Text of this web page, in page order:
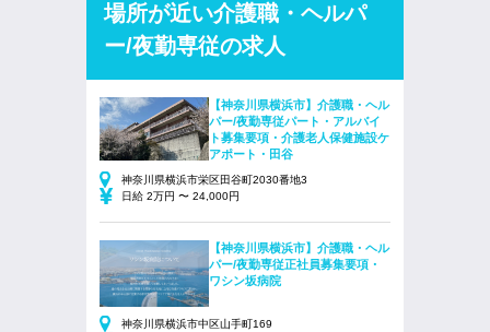
場所が近い介護職・ヘルパ
ー/夜勤専従の求人
【神奈川県横浜市】介護職・ヘル
パー/夜勤専従パート・アルバイ
ト募集要項・介護老人保健施設ケ
アポート・田谷
神奈川県横浜市栄区田谷町2030番地3
日給 2万円 〜 24,000円
【神奈川県横浜市】介護職・ヘル
パー/夜勤専従正社員募集要項・
ワシン坂病院
神奈川県横浜市中区山手町169